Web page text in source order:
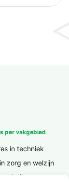
per vakgebied
in techniek
zorg en welzijn
in finance